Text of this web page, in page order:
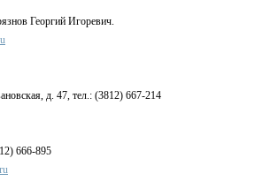
Георгий Игоревич.
д. 47, тел.: (3812) 667-214
666-895